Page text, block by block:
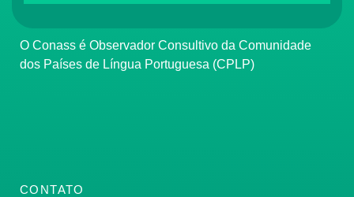
O Conass é Observador Consultivo da Comunidade
dos Países de Língua Portuguesa (CPLP)
CONTATO